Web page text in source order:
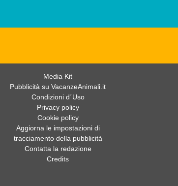
Media Kit
Pubblicità su VacanzeAnimali.it
Condizioni d´Uso
Privacy policy
Cookie policy
Aggiorna le impostazioni di
tracciamento della pubblicità
Contatta la redazione
Credits